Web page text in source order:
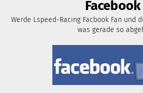
Facebook
Werde Lspeed-Racing Facbook Fan und
was gerade so